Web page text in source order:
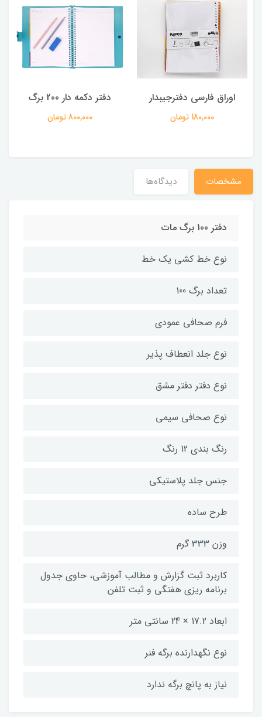
اوراق فارسی دفترجیبدار
180,000 تومان
دفتر دکمه دار 200 برگ
800,000 تومان
مشخصات دیدگاه‌ها
دفتر 100 برگ مات
نوع خط کشی یک خط
تعداد برگ 100
فرم صحافی عمودی
نوع جلد انعطاف پذیر
نوع دفتر دفتر مشق
نوع صحافی سیمی
رنگ بندی 12 رنگ
جنس جلد پلاستیکی
طرح ساده
وزن 333 گرم
کاربرد ثبت گزارش و مطالب آموزشی، حاوی جدول
برنامه ریزی هفتگی و ثبت تلفن
ابعاد 17.2 × 24 سانتی متر
نوع نگهدارنده برگه فنر
نیاز به پانچ برگه ندارد